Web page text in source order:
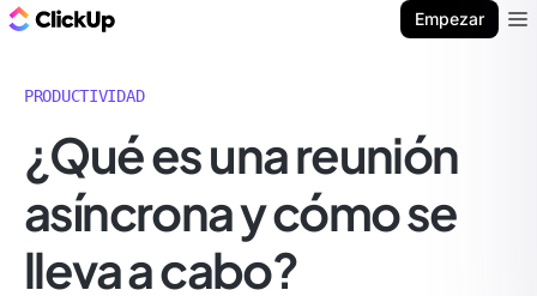
Empezar
PRODUCTIVIDAD
¿Qué es una reunión
asíncrona y cómo se
lleva a cabo?